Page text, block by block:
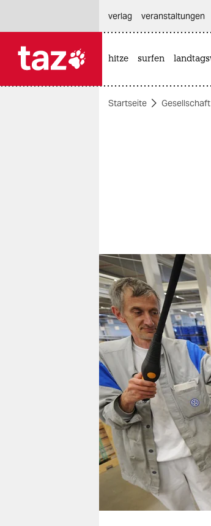
themen
berlin
nord
wahrheit
verlag
verlag
veranstaltungen
shop
fragen & hilfe
unterstützen
verlag
veranstaltungen
hitze surfen
Startseite Gesellschaft